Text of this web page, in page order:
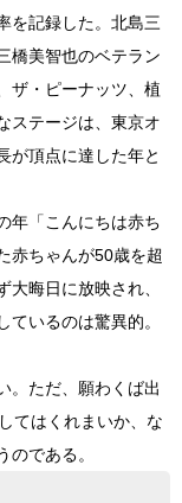
を記録した。北島三
橋美智也のベテラン
ザ・ピーナッツ、植
ステージは、東京オ
が頂点に達した年と
年「こんにちは赤ち
赤ちゃんが50歳を超
晦日に放映され、
いるのは驚異的。
。ただ、願わくば出
てはくれまいか、な
のである。